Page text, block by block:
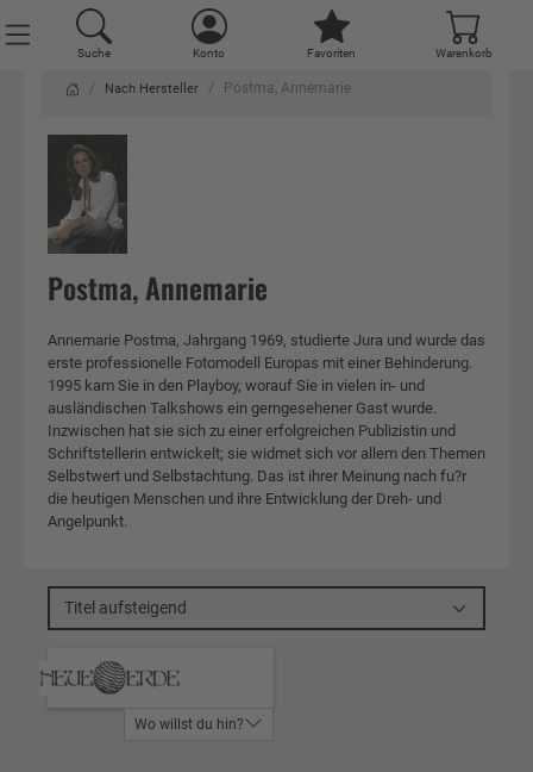
Suche Konto Favoriten Warenkorb
Nach Hersteller Postma, Annemarie
Postma, Annemarie
Annemarie Postma, Jahrgang 1969, studierte Jura und wurde das
erste professionelle Fotomodell Europas mit einer Behinderung.
1995 kam Sie in den Playboy, worauf Sie in vielen in- und
ausländischen Talkshows ein gerngesehener Gast wurde.
Inzwischen hat sie sich zu einer erfolgreichen Publizistin und
Schriftstellerin entwickelt; sie widmet sich vor allem den Themen
Selbstwert und Selbstachtung. Das ist ihrer Meinung nach fu?r
die heutigen Menschen und ihre Entwicklung der Dreh- und
Angelpunkt.
Titel aufsteigend
Suche Konto Favoriten Warenkorb
Wo willst du hin?
Suche Konto Favoriten Warenkorb
Suche Konto Favoriten Warenkorb